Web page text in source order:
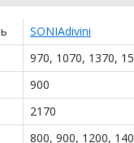
сайте
только для интернет-
от цен в розничных
SONIAdivini
970, 1070, 1370,
900
2170
800, 900, 1200,